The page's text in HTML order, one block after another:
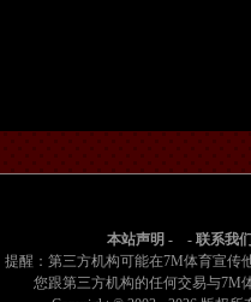
本站声明 - - 联系我
提醒：第三方机构可能在7M体育宣传
您跟第三方机构的任何交易与7M